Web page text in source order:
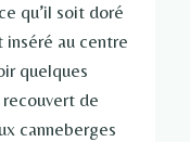
qu’il soit doré
inséré au centre
quelques
de
canneberges